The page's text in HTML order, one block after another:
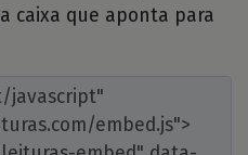
caixa que aponta para